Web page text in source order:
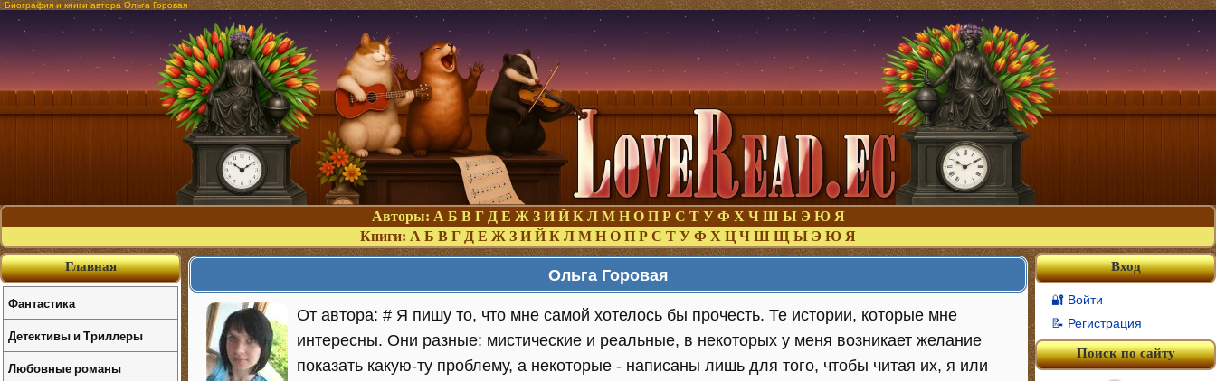
Биография и книги автора Ольга Горовая
Авторы: А Б В Г Д Е Ж З И Й К Л М Н О П Р С Т У Ф Х Ч Ш Ы Э Ю Я
Книги: А Б В Г Д Е Ж З И Й К Л М Н О П Р С Т У Ф Х Ц Ч Ш Щ Ы Э Ю Я
Ольга Горовая
От автора: # Я пишу то, что мне самой хотелось бы прочесть. Те истории, которые мне
интересны. Они разные: мистические и реальные, в некоторых у меня возникает желание
показать какую-ту проблему, а некоторые - написаны лишь для того, чтобы читая их, я или
Вход
🔐 Войти
📝 Регистрация
Поиск по сайту
Главная
Фантастика
Детективы и Триллеры
Любовные романы